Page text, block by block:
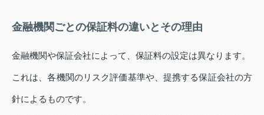
金融機関ごとの保証料の違いとその理由
金融機関や保証会社によって、保証料の設定は異なります。
これは、各機関のリスク評価基準や、提携する保証会社の方
針によるものです。